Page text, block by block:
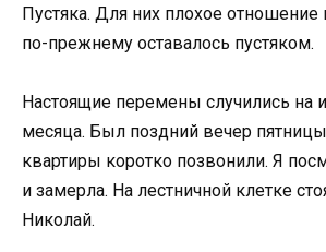
Пустяка. Для них плохое
по-прежнему оставалось пустяком.
Настоящие перемены случились на
месяца. Был поздний вечер
квартиры коротко позвонили. Я
и замерла. На лестничной клетке
Николай.